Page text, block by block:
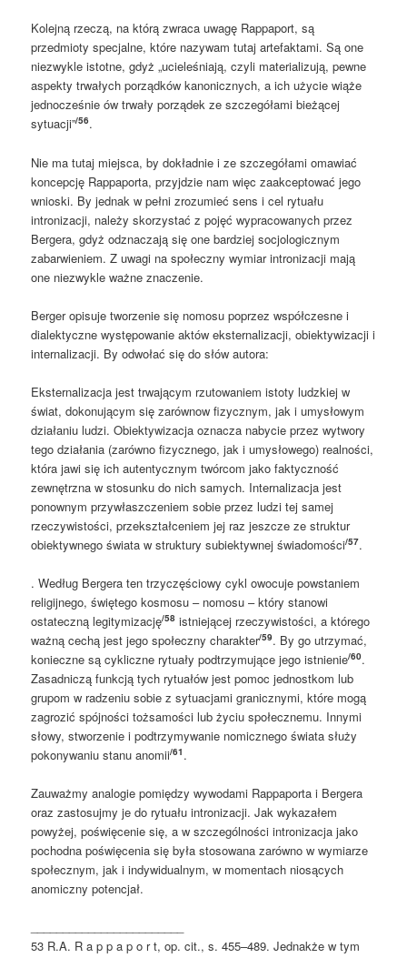
Kolejną rzeczą, na którą zwraca uwagę Rappaport, są
przedmioty specjalne, które nazywam tutaj artefaktami. Są one
niezwykle istotne, gdyż „ucieleśniają, czyli materializują, pewne
aspekty trwałych porządków kanonicznych, a ich użycie wiąże
jednocześnie ów trwały porządek ze szczegółami bieżącej
sytuacji”/56.
Nie ma tutaj miejsca, by dokładnie i ze szczegółami omawiać
koncepcję Rappaporta, przyjdzie nam więc zaakceptować jego
wnioski. By jednak w pełni zrozumieć sens i cel rytuału
intronizacji, należy skorzystać z pojęć wypracowanych przez
Bergera, gdyż odznaczają się one bardziej socjologicznym
zabarwieniem. Z uwagi na społeczny wymiar intronizacji mają
one niezwykle ważne znaczenie.
Berger opisuje tworzenie się nomosu poprzez współczesne i
dialektyczne występowanie aktów eksternalizacji, obiektywizacji i
internalizacji. By odwołać się do słów autora:
Eksternalizacja jest trwającym rzutowaniem istoty ludzkiej w
świat, dokonującym się zarównow fizycznym, jak i umysłowym
działaniu ludzi. Obiektywizacja oznacza nabycie przez wytwory
tego działania (zarówno fizycznego, jak i umysłowego) realności,
która jawi się ich autentycznym twórcom jako faktyczność
zewnętrzna w stosunku do nich samych. Internalizacja jest
ponownym przywłaszczeniem sobie przez ludzi tej samej
rzeczywistości, przekształceniem jej raz jeszcze ze struktur
obiektywnego świata w struktury subiektywnej świadomości/57.
. Według Bergera ten trzyczęściowy cykl owocuje powstaniem
religijnego, świętego kosmosu – nomosu – który stanowi
ostateczną legitymizację/58 istniejącej rzeczywistości, a którego
ważną cechą jest jego społeczny charakter/59. By go utrzymać,
konieczne są cykliczne rytuały podtrzymujące jego istnienie/60.
Zasadniczą funkcją tych rytuałów jest pomoc jednostkom lub
grupom w radzeniu sobie z sytuacjami granicznymi, które mogą
zagrozić spójności tożsamości lub życiu społecznemu. Innymi
słowy, stworzenie i podtrzymywanie nomicznego świata służy
pokonywaniu stanu anomii/61 .
Zauważmy analogie pomiędzy wywodami Rappaporta i Bergera
oraz zastosujmy je do rytuału intronizacji. Jak wykazałem
powyżej, poświęcenie się, a w szczególności intronizacja jako
pochodna poświęcenia się była stosowana zarówno w wymiarze
społecznym, jak i indywidualnym, w momentach niosących
anomiczny potencjał.
53 R.A. R a p p a p o r t, op. cit., s. 455–489. Jednakże w tym